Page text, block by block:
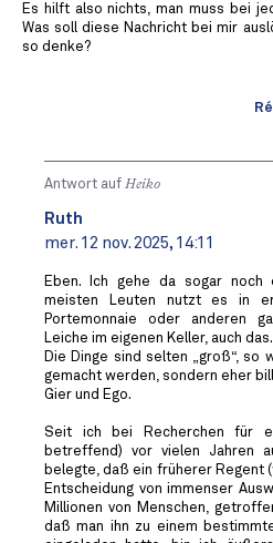
Es hilft also nichts, man muss bei
Was soll diese Nachricht bei mir
so denke?
Antwort auf Heiko
Ruth
mer. 12 nov. 2025, 14:11
Eben. Ich gehe da sogar
meisten Leuten nutzt es in
Portemonnaie oder anderen
Leiche im eigenen Keller, auch das.
Die Dinge sind selten „groß“, so
gemacht werden, sondern eher
Gier und Ego.
Seit ich bei Recherchen für
betreffend) vor vielen Jahren
belegte, daß ein früherer Regent
Entscheidung von immenser
Millionen von Menschen,
daß man ihn zu einem